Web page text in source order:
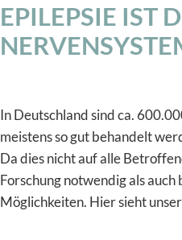
EPILEPSIE IST
In Deutschland sind ca.
meistens so gut behandelt
Da dies nicht auf alle
Forschung notwendig als
Möglichkeiten. Hier sieht